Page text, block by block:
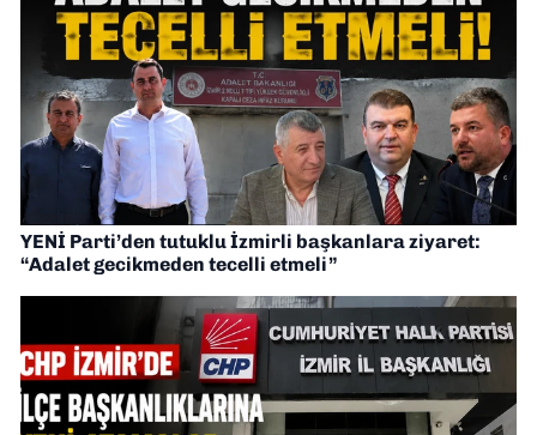
YENİ Parti’den tutuklu İzmirli başkanlara ziyaret:
“Adalet gecikmeden tecelli etmeli”